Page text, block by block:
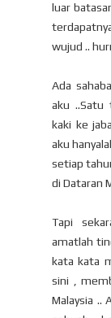
luar
wujud ..
Ada
aku ..Satu
kaki ke
aku
setiap
di Dataran
Tapi
amatlah
kata kata
sini ,
Malaysia ..